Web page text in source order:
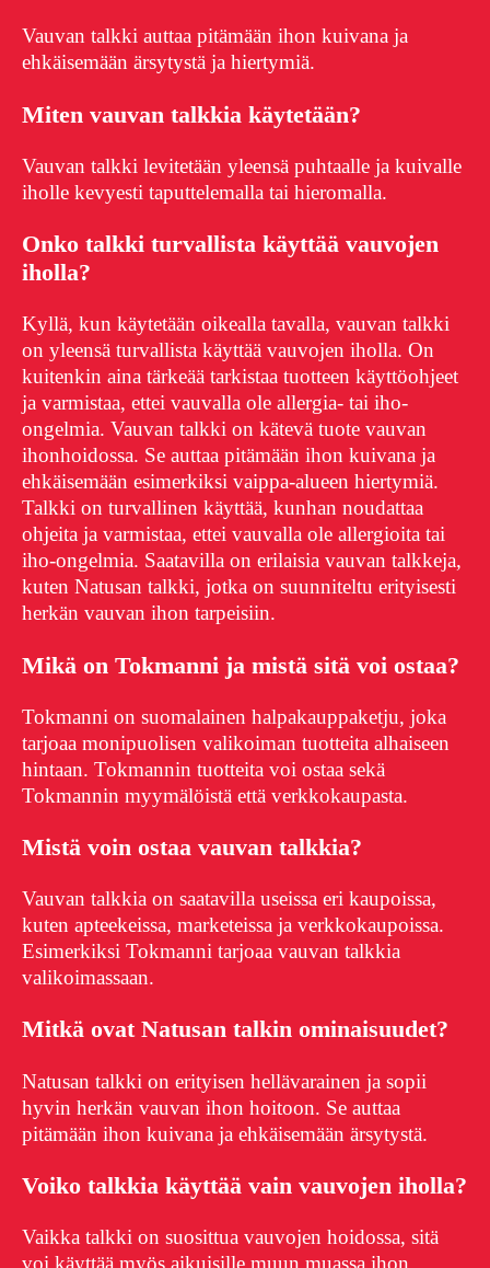
Vauvan talkki auttaa pitämään ihon kuivana ja
ehkäisemään ärsytystä ja hiertymiä.
Miten vauvan talkkia käytetään?
Vauvan talkki levitetään yleensä puhtaalle ja kuivalle
iholle kevyesti taputtelemalla tai hieromalla.
Onko talkki turvallista käyttää vauvojen
iholla?
Kyllä, kun käytetään oikealla tavalla, vauvan talkki
on yleensä turvallista käyttää vauvojen iholla. On
kuitenkin aina tärkeää tarkistaa tuotteen käyttöohjeet
ja varmistaa, ettei vauvalla ole allergia- tai iho-
ongelmia. Vauvan talkki on kätevä tuote vauvan
ihonhoidossa. Se auttaa pitämään ihon kuivana ja
ehkäisemään esimerkiksi vaippa-alueen hiertymiä.
Talkki on turvallinen käyttää, kunhan noudattaa
ohjeita ja varmistaa, ettei vauvalla ole allergioita tai
iho-ongelmia. Saatavilla on erilaisia vauvan talkkeja,
kuten Natusan talkki, jotka on suunniteltu erityisesti
herkän vauvan ihon tarpeisiin.
Mikä on Tokmanni ja mistä sitä voi ostaa?
Tokmanni on suomalainen halpakauppaketju, joka
tarjoaa monipuolisen valikoiman tuotteita alhaiseen
hintaan. Tokmannin tuotteita voi ostaa sekä
Tokmannin myymälöistä että verkkokaupasta.
Mistä voin ostaa vauvan talkkia?
Vauvan talkkia on saatavilla useissa eri kaupoissa,
kuten apteekeissa, marketeissa ja verkkokaupoissa.
Esimerkiksi Tokmanni tarjoaa vauvan talkkia
valikoimassaan.
Mitkä ovat Natusan talkin ominaisuudet?
Natusan talkki on erityisen hellävarainen ja sopii
hyvin herkän vauvan ihon hoitoon. Se auttaa
pitämään ihon kuivana ja ehkäisemään ärsytystä.
Voiko talkkia käyttää vain vauvojen iholla?
Vaikka talkki on suosittua vauvojen hoidossa, sitä
voi käyttää myös aikuisille muun muassa ihon